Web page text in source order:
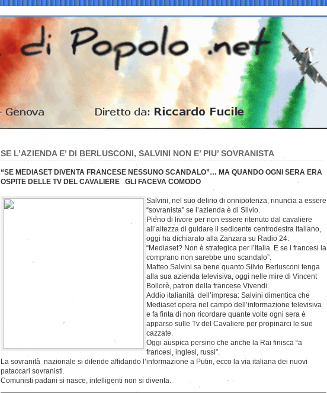
SE L’AZIENDA E’ DI BERLUSCONI, SALVINI NON E’ PIU’ SOVRANISTA
“SE MEDIASET DIVENTA FRANCESE NESSUNO SCANDALO”… MA QUANDO OGNI SERA ERA
OSPITE DELLE TV DEL CAVALIERE GLI FACEVA COMODO
Salvini, nel suo delirio di onnipotenza, rinuncia a essere
“sovranista” se l’azienda è di Silvio.
Pieno di livore per non essere ritenuto dal cavaliere
all’altezza di guidare il sedicente centrodestra italiano,
oggi ha dichiarato alla Zanzara su Radio 24:
“Mediaset? Non è strategica per l’Italia. E se i francesi la
comprano non sarebbe uno scandalo”.
Matteo Salvini sa bene quanto Silvio Berlusconi tenga
alla sua azienda televisiva, oggi nelle mire di Vincent
Bollorè, patron della francese Vivendi.
Addio italianità dell’impresa: Salvini dimentica che
Mediaset opera nel campo dell’informazione televisiva
e fa finta di non ricordare quante volte ogni sera è
apparso sulle Tv del Cavaliere per propinarci le sue
cazzate.
Oggi auspica persino che anche la Rai finisca “a
francesi, inglesi, russi”.
La sovranità nazionale si difende affidando l’informazione a Putin, ecco la via italiana dei nuovi
pataccari sovranisti.
Comunisti padani si nasce, intelligenti non si diventa.